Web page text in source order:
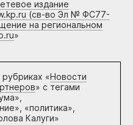
издание
(св-во Эл № ФС77-
на региональном
»
«Новости
» с тегами
«политика»,
Калуги»